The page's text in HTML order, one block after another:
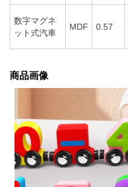
数字マグネ
ット式汽車
MDF 0.57
商品画像